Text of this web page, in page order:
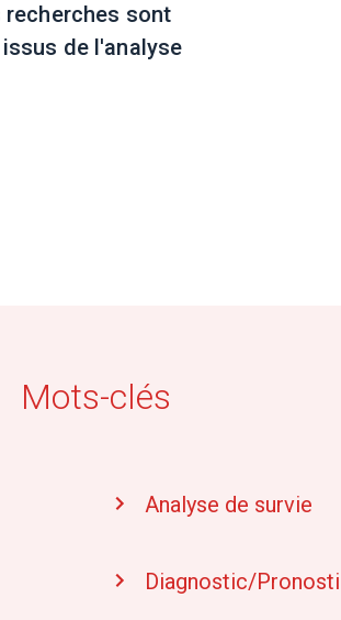
recherches sont
de l'analyse
Mots-clés
Analyse de survie
Diagnostic/